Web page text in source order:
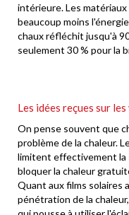
intérieure. Les
beaucoup moins
chaux réfléchit jusqu'à
seulement 30 % pour la
Les idées reçues sur
On pense souvent que
problème de la chaleur.
limitent effectivement la
bloquer la chaleur
Quant aux films solaires
pénétration de la